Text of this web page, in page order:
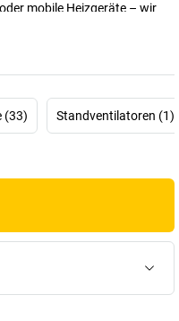
mobile Heizgeräte – wir
hilft, kalte Räume schnell
benötigen.
Sie eine temporäre
oder eine langfristige
finden Sie das passende
(33) Standventilatoren (1)